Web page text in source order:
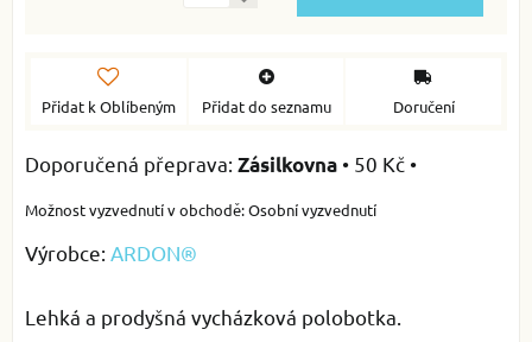
Přidat k Oblíbeným Přidat do seznamu Doručení
Zásilkovna • 50 Kč •
Osobní vyzvednutí
Výrobce: ARDON®
Lehká a prodyšná vycházková polobotka.